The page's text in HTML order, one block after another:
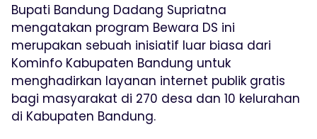
Bupati Bandung Dadang Supriatna
mengatakan program Bewara DS ini
merupakan sebuah inisiatif luar biasa dari
Kominfo Kabupaten Bandung untuk
menghadirkan layanan internet publik gratis
bagi masyarakat di 270 desa dan 10 kelurahan
di Kabupaten Bandung.